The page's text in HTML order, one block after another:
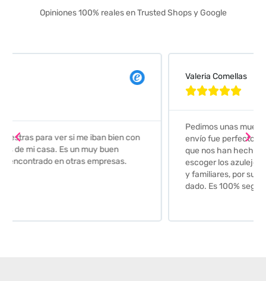
Opiniones 100% reales en Trusted Shops y Google
Pedimos unas muestras de azulejos para el baño. El
envío fue perfecto pero lo mejor ha sido el seguimiento
que nos han hecho. Nos guiaron y aconsejaron para
escoger los azulejos. Lo aconsejo a todos mis amigos
y familiares, por su calidad y la confianza que nos han